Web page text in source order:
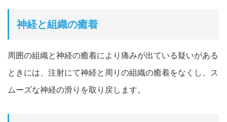
神経と組織の癒着
周囲の組織と神経の癒着により痛みが出ている疑いがある
ときには、注射にて神経と周りの組織の癒着をなくし、ス
ムーズな神経の滑りを取り戻します。